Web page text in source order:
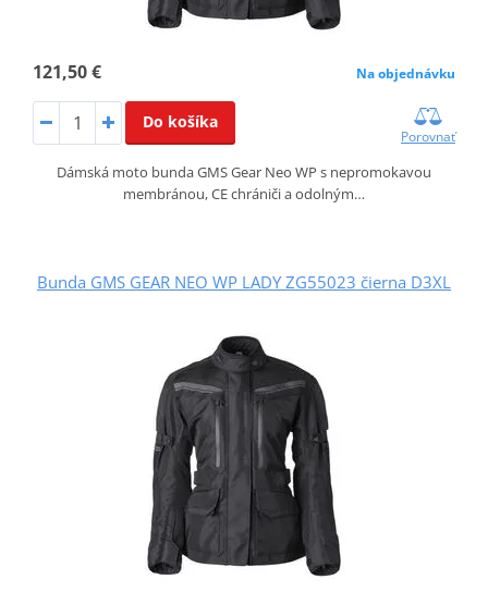
121,50 € Na objednávku
Do košíka
Porovnať
Dámská moto bunda GMS Gear Neo WP s nepromokavou
membránou, CE chrániči a odolným…
Bunda GMS GEAR NEO WP LADY ZG55023 čierna D3XL